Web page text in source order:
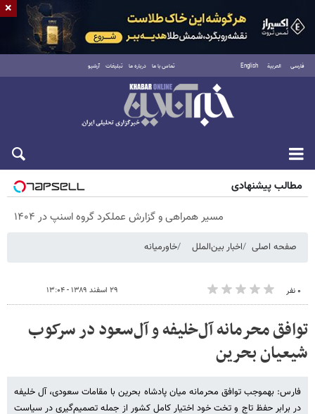
فارسی العربية English تماس با ما درباره ما تبلیغات آرشیو
شنبه ۱۷ مرداد ۱۴۰۵
مطالب پیشنهادی
مسیر همراهی و گزارش عملکرد گروه اسنپ در ۱۴۰۴
صفحه اصلی اخبار بین‌الملل خاورمیانه
۰ نفر ۲۹ اسفند ۱۳۸۹ - ۱۳:۰۴
توافق محرمانه آل‌خلیفه و آل‌سعود در سرکوب
شیعیان بحرین
فارس: به‎موجب توافق محرمانه میان پادشاه بحرین با مقامات سعودی، آل خلیفه
در برابر حفظ تاج و تخت خود اختیار کامل کشور از جمله تصمیم‌گیری در سیاست
×